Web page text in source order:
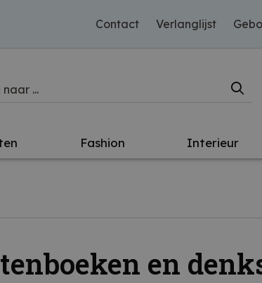
Contact Verlanglijst
Fashion Interieur
en